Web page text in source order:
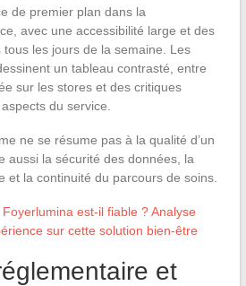
de premier plan dans la
avec une accessibilité large et des
les jours de la semaine. Les
un tableau contrasté, entre
sur les stores et des critiques
du service.
ne se résume pas à la qualité d’un
aussi la sécurité des données, la
et la continuité du parcours de soins.
Foyerlumina est-il fiable ? Analyse
sur cette solution bien-être
et